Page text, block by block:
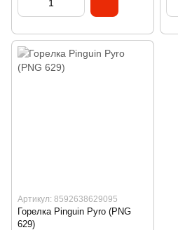
Артикул: 8592638629095
Горелка Pinguin Pyro (PNG
629)